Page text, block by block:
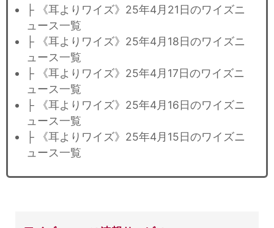
├ 《耳よりワイズ》25年4月21日のワイズニ
ュース一覧
├ 《耳よりワイズ》25年4月18日のワイズニ
ュース一覧
├ 《耳よりワイズ》25年4月17日のワイズニ
ュース一覧
├ 《耳よりワイズ》25年4月16日のワイズニ
ュース一覧
├ 《耳よりワイズ》25年4月15日のワイズニ
ュース一覧